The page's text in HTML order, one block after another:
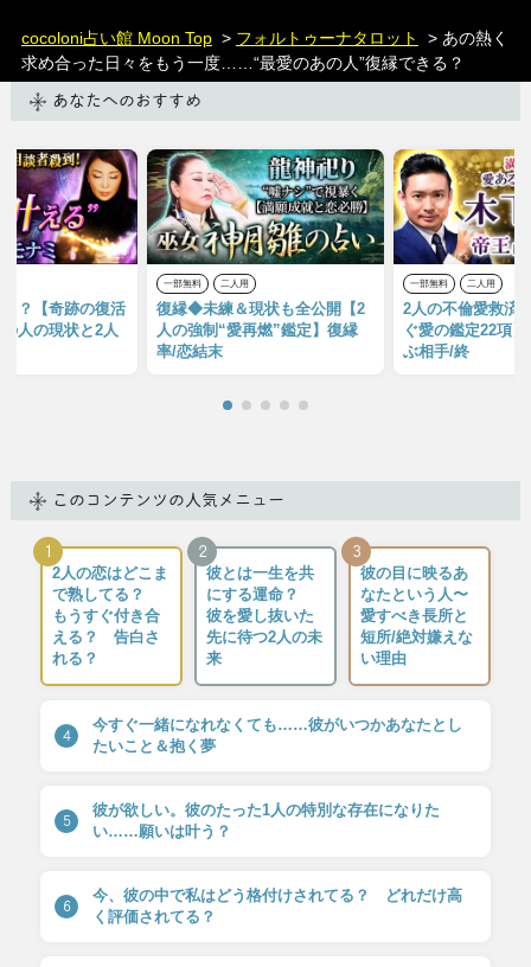
cocoloni占い館 Moon Top> フォルトゥーナタロット
> あの熱く
求め合った日々をもう一度……“最愛のあの人”復縁できる？
あなたへのおすすめ
？【奇跡の復活
人の現状と2人
一部無料 二人用
復縁◆未練＆現状も全公開【2
人の強制“愛再燃”鑑定】復縁
率/恋結末
一部無料 二人用
2人の不倫愛救済
ぐ愛の鑑定22項
ぶ相手/終
このコンテンツの人気メニュー
1
2人の恋はどこま
で熟してる？
もうすぐ付き合
える？ 告白さ
れる？
2
彼とは一生を共
にする運命？
彼を愛し抜いた
先に待つ2人の未
来
3
彼の目に映るあ
なたという人〜
愛すべき長所と
短所/絶対嫌えな
い理由
4
今すぐ一緒になれなくても……彼がいつかあなたとし
たいこと＆抱く夢
5
彼が欲しい。彼のたった1人の特別な存在になりた
い……願いは叶う？
6
今、彼の中で私はどう格付けされてる？ どれだけ高
く評価されてる？